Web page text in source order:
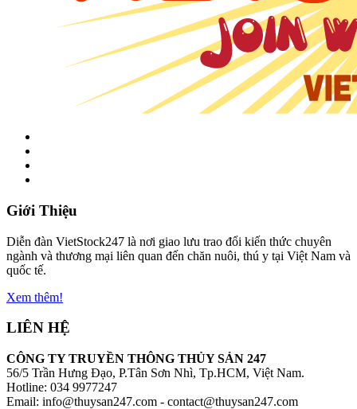
Giới Thiệu
Diễn đàn VietStock247 là nơi giao lưu trao đổi kiến thức chuyên
ngành và thương mại liên quan đến chăn nuôi, thú y tại Việt Nam và
quốc tế.
Xem thêm!
LIÊN HỆ
CÔNG TY TRUYỀN THÔNG THỦY SẢN 247
56/5 Trần Hưng Đạo, P.Tân Sơn Nhì, Tp.HCM, Việt Nam.
Hotline: 034 9977247
Email: info@thuysan247.com - contact@thuysan247.com